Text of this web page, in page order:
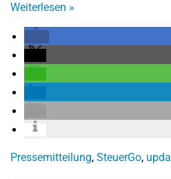
Weiterlesen »
Pressemitteilung, SteuerGo,